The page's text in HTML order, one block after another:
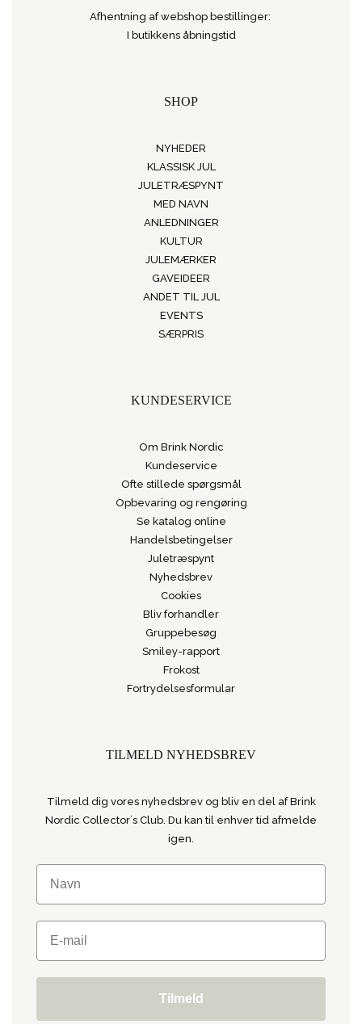
Afhentning af webshop bestillinger:
I butikkens åbningstid
SHOP
NYHEDER
KLASSISK JUL
JULETRÆSPYNT
MED NAVN
ANLEDNINGER
KULTUR
JULEMÆRKER
GAVEIDEER
ANDET TIL JUL
EVENTS
SÆRPRIS
KUNDESERVICE
Om Brink Nordic
Kundeservice
Ofte stillede spørgsmål
Opbevaring og rengøring
Se katalog online
Handelsbetingelser
Juletræspynt
Nyhedsbrev
Cookies
Bliv forhandler
Gruppebesøg
Smiley-rapport
Frokost
Fortrydelsesformular
TILMELD NYHEDSBREV
Tilmeld dig vores nyhedsbrev og bliv en del af Brink
Nordic Collector´s Club. Du kan til enhver tid afmelde
igen.
Tilmeld